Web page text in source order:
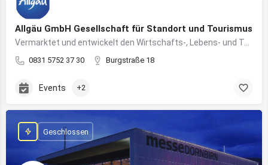
Allgäu GmbH Gesellschaft für Standort und Tourismus
0831 5752 37 30 Burgstraße 18
Events +2
Geschlossen